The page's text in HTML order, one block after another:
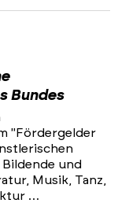
Bundes
"Fördergelder
und
Musik, Tanz,
…